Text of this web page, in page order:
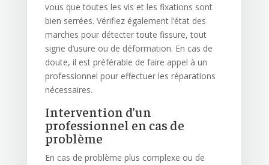
vous que toutes les vis et les fixations sont
bien serrées. Vérifiez également l’état des
marches pour détecter toute fissure, tout
signe d’usure ou de déformation. En cas de
doute, il est préférable de faire appel à un
professionnel pour effectuer les réparations
nécessaires.
Intervention d’un
professionnel en cas de
problème
En cas de problème plus complexe ou de